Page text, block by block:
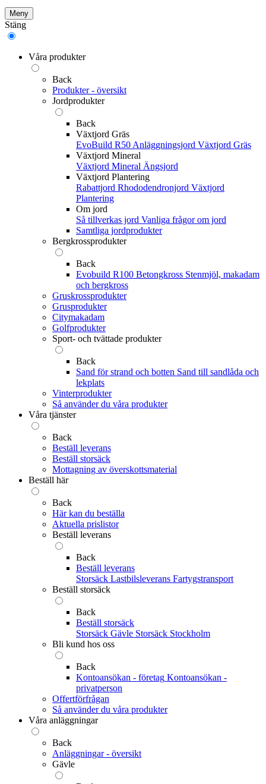
Meny
Stäng
Våra produkter
Back
Produkter - översikt
Jordprodukter
Back
Växtjord Gräs
EvoBuild R50 Anläggningsjord Växtjord Gräs
Växtjord Mineral
Växtjord Mineral Ängsjord
Växtjord Plantering
Rabattjord Rhododendronjord Växtjord
Plantering
Om jord
Så tillverkas jord Vanliga frågor om jord
Samtliga jordprodukter
Bergkrossprodukter
Back
Evobuild R100 Betongkross Stenmjöl, makadam
och bergkross
Gruskrossprodukter
Grusprodukter
Citymakadam
Golfprodukter
Sport- och tvättade produkter
Back
Sand för strand och botten Sand till sandlåda och
lekplats
Vinterprodukter
Så använder du våra produkter
Våra tjänster
Back
Beställ leverans
Beställ storsäck
Mottagning av överskottsmaterial
Beställ här
Back
Här kan du beställa
Aktuella prislistor
Beställ leverans
Back
Beställ leverans
Storsäck Lastbilsleverans Fartygstransport
Beställ storsäck
Back
Beställ storsäck
Storsäck Gävle Storsäck Stockholm
Bli kund hos oss
Back
Kontoansökan - företag Kontoansökan -
privatperson
Offertförfrågan
Så använder du våra produkter
Våra anläggningar
Back
Anläggningar - översikt
Gävle